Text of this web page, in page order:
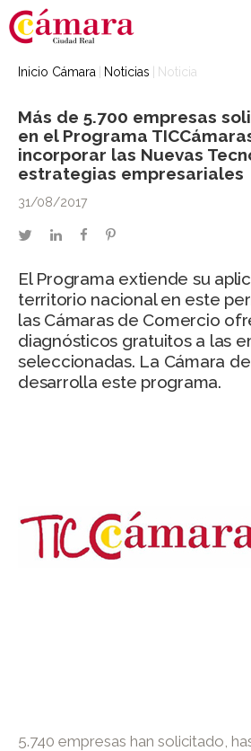
Inicio Cámara Noticias Noticia
Más de 5.700 empresas
en el Programa
incorporar las Nuevas
estrategias empresariales
31/08/2017
twitterlinkedinfacebookpinterest
El Programa extiende su
territorio nacional en este
las Cámaras de Comercio
diagnósticos gratuitos a las
seleccionadas. La Cámara
desarrolla este programa.
5.740 empresas han solicitado,